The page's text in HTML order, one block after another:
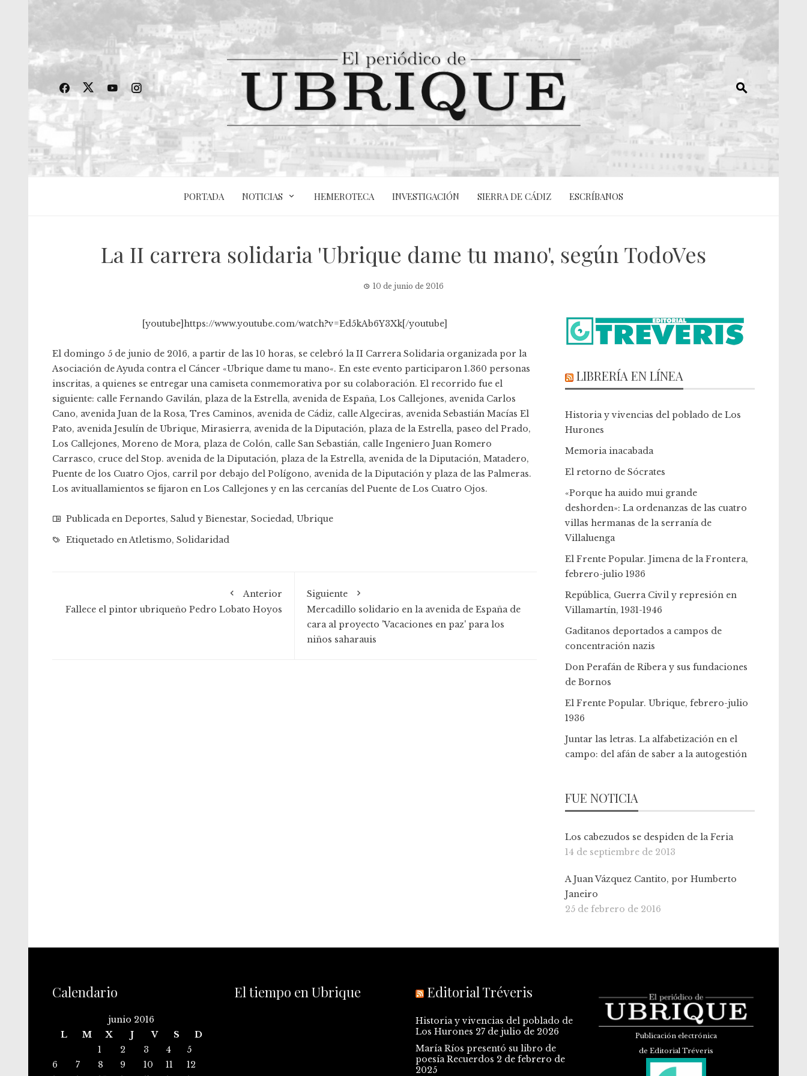
PORTADA NOTICIAS HEMEROTECA INVESTIGACIÓN SIERRA DE CÁDIZ ESCRÍBANOS
La II carrera solidaria 'Ubrique dame tu mano', según TodoVes
10 de junio de 2016
[youtube]https://www.youtube.com/watch?v=Ed5kAb6Y3Xk[/youtube]
El domingo 5 de junio de 2016, a partir de las 10 horas, se celebró la II Carrera Solidaria organizada por la
Asociación de Ayuda contra el Cáncer «Ubrique dame tu mano«. En este evento participaron 1.360 personas
inscritas, a quienes se entregar una camiseta conmemorativa por su colaboración. El recorrido fue el
siguiente: calle Fernando Gavilán, plaza de la Estrella, avenida de España, Los Callejones, avenida Carlos
Cano, avenida Juan de la Rosa, Tres Caminos, avenida de Cádiz, calle Algeciras, avenida Sebastián Macías El
Pato, avenida Jesulín de Ubrique, Mirasierra, avenida de la Diputación, plaza de la Estrella, paseo del Prado,
Los Callejones, Moreno de Mora, plaza de Colón, calle San Sebastián, calle Ingeniero Juan Romero
Carrasco, cruce del Stop. avenida de la Diputación, plaza de la Estrella, avenida de la Diputación, Matadero,
Puente de los Cuatro Ojos, carril por debajo del Polígono, avenida de la Diputación y plaza de las Palmeras.
Los avituallamientos se fijaron en Los Callejones y en las cercanías del Puente de Los Cuatro Ojos.
Publicada en Deportes, Salud y Bienestar, Sociedad, Ubrique
Etiquetado enAtletismo, Solidaridad
Anterior
Fallece el pintor ubriqueño Pedro Lobato Hoyos
Siguiente
Mercadillo solidario en la avenida de España de
cara al proyecto 'Vacaciones en paz' para los
niños saharauis
LIBRERÍA EN LÍNEA
Historia y vivencias del poblado de Los
Hurones
Memoria inacabada
El retorno de Sócrates
«Porque ha auido mui grande
deshorden»: La ordenanzas de las cuatro
villas hermanas de la serranía de
Villaluenga
El Frente Popular. Jimena de la Frontera,
febrero-julio 1936
República, Guerra Civil y represión en
Villamartín, 1931-1946
Gaditanos deportados a campos de
concentración nazis
Don Perafán de Ribera y sus fundaciones
de Bornos
El Frente Popular. Ubrique, febrero-julio
1936
Juntar las letras. La alfabetización en el
campo: del afán de saber a la autogestión
FUE NOTICIA
Los cabezudos se despiden de la Feria
14 de septiembre de 2013
A Juan Vázquez Cantito, por Humberto
Janeiro
25 de febrero de 2016
Calendario
junio 2016
L
M X J V S
D
1
2 3 4
5
6
7 8 9 10 11
12
El tiempo en Ubrique Editorial Tréveris
Historia y vivencias del poblado de
Los Hurones 27 de julio de 2026
María Ríos presentó su libro de
poesía Recuerdos 2 de febrero de
2025
Publicación electrónica
de Editorial Tréveris